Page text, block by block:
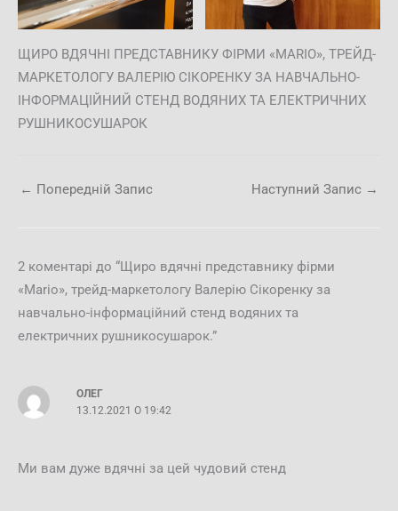
ЩИРО ВДЯЧНІ ПРЕДСТАВНИКУ ФІРМИ «МАRIO», ТРЕЙД-
МАРКЕТОЛОГУ ВАЛЕРІЮ СІКОРЕНКУ ЗА НАВЧАЛЬНО-
ІНФОРМАЦІЙНИЙ СТЕНД ВОДЯНИХ ТА ЕЛЕКТРИЧНИХ
РУШНИКОСУШАРОК
← Попередній Запис Наступний Запис →
2 коментарі до “Щиро вдячні представнику фірми
«Маrio», трейд-маркетологу Валерію Сікоренку за
навчально-інформаційний стенд водяних та
електричних рушникосушарок.”
ОЛЕГ
13.12.2021 О 19:42
Ми вам дуже вдячні за цей чудовий стенд